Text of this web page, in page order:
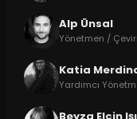
Alp Ünsal
Yönetmen /
Katia
Yardımcı